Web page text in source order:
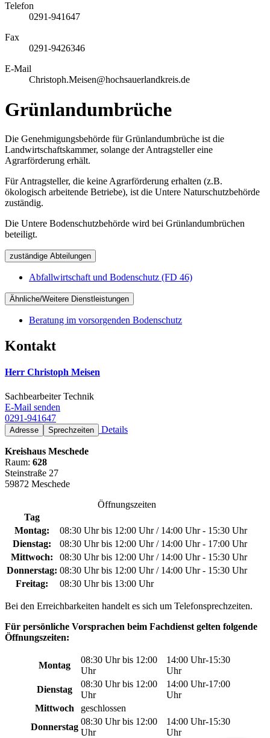
Telefon
0291-941647
Fax
0291-9426346
E-Mail
Christoph.Meisen@hochsauerlandkreis.de
Grünlandumbrüche
Die Genehmigungsbehörde für Grünlandumbrüche ist die
Landwirtschaftskammer, solange der Antragsteller eine
Agrarförderung erhält.
Für Antragsteller, die keine Agrarförderung erhalten (z.B.
ökologisch arbeitende Betriebe), ist die Untere Naturschutzbehörde
zuständig.
Die Untere Bodenschutzbehörde wird bei Grünlandumbrüchen
beteiligt.
zuständige Abteilungen
Abfallwirtschaft und Bodenschutz (FD 46)
Ähnliche/Weitere Dienstleistungen
Beratung im vorsorgenden Bodenschutz
Kontakt
Herr Christoph Meisen
Sachbearbeiter Technik
E-Mail senden
0291-941647
Adresse Sprechzeiten Details
Kreishaus Meschede
Raum: 628
Steinstraße 27
59872 Meschede
Öffnungszeiten
Tag
Montag:
08:30 Uhr bis 12:00 Uhr / 14:00 Uhr - 15:30 Uhr
Dienstag:
08:30 Uhr bis 12:00 Uhr / 14:00 Uhr - 17:00 Uhr
Mittwoch:
08:30 Uhr bis 12:00 Uhr / 14:00 Uhr - 15:30 Uhr
Donnerstag: 08:30 Uhr bis 12:00 Uhr / 14:00 Uhr - 15:30 Uhr
Freitag:
08:30 Uhr bis 13:00 Uhr
Bei den Erreichbarkeiten handelt es sich um Telefonsprechzeiten.
Für persönliche Vorsprachen beim Fachdienst gelten folgende
Öffnungszeiten:
Montag
08:30 Uhr bis 12:00
Uhr
14:00 Uhr-15:30
Uhr
Dienstag
08:30 Uhr bis 12:00
Uhr
14:00 Uhr-17:00
Uhr
Mittwoch
geschlossen
Donnerstag
08:30 Uhr bis 12:00
Uhr
14:00 Uhr-15:30
Uhr